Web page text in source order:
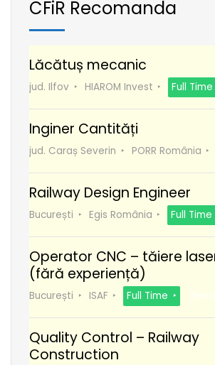
CFiR Recomanda
Lăcătuș mecanic
jud. Ilfov HIAROM Invest Full Time
Inginer Cantități
jud. Caraș Severin PORR România
Railway Design Engineer
București Egis România Full Time
Operator CNC – tăiere
(fără experiență)
București ISAF Full Time
Quality Control – Railway
Construction